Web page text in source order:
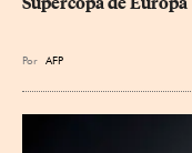
Por AFP